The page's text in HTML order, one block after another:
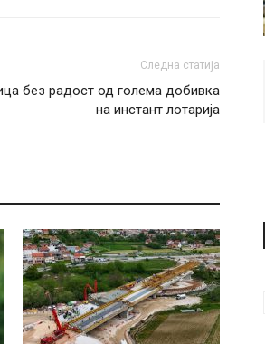
Следна статија
без радост од голема добивка
на инстант лотарија